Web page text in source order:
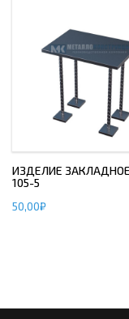
ИЗДЕЛИЕ
105-5
50,00₽